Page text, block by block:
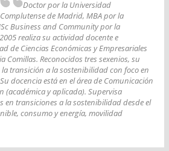
Doctor por la Universidad
Complutense de Madrid, MBA por la
Business and Community por la
realiza su actividad docente e
de Ciencias Económicas y Empresariales
Comillas. Reconocidos tres sexenios, su
transición a la sostenibilidad con foco en
docencia está en el área de Comunicación
(académica y aplicada). Supervisa
en transiciones a la sostenibilidad desde el
consumo y energía, movilidad